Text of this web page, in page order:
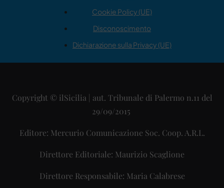
Cookie Policy (UE)
Disconoscimento
Dichiarazione sulla Privacy (UE)
Copyright © ilSicilia | aut. Tribunale di Palermo n.11 del
29/09/2015
Editore: Mercurio Comunicazione Soc. Coop. A.R.L.
Direttore Editoriale: Maurizio Scaglione
Direttore Responsabile: Maria Calabrese